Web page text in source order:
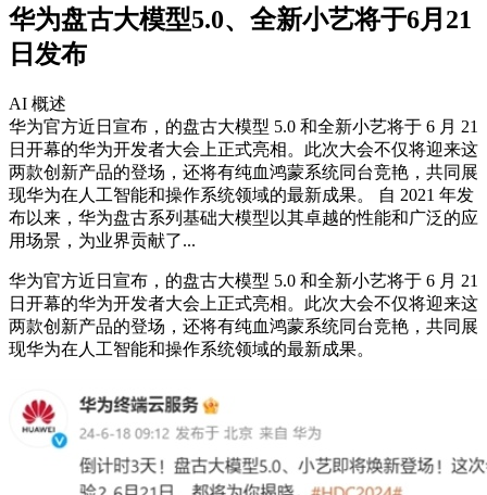
华为盘古大模型5.0、全新小艺将于6月21
日发布
AI 概述
华为官方近日宣布，的盘古大模型 5.0 和全新小艺将于 6 月 21
日开幕的华为开发者大会上正式亮相。此次大会不仅将迎来这
两款创新产品的登场，还将有纯血鸿蒙系统同台竞艳，共同展
现华为在人工智能和操作系统领域的最新成果。 自 2021 年发
布以来，华为盘古系列基础大模型以其卓越的性能和广泛的应
用场景，为业界贡献了...
华为官方近日宣布，的盘古大模型 5.0 和全新小艺将于 6 月 21
日开幕的华为开发者大会上正式亮相。此次大会不仅将迎来这
两款创新产品的登场，还将有纯血鸿蒙系统同台竞艳，共同展
现华为在人工智能和操作系统领域的最新成果。